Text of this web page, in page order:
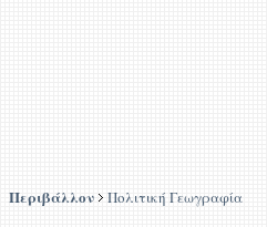
Περιβάλλον Πολιτική Γεωγραφία